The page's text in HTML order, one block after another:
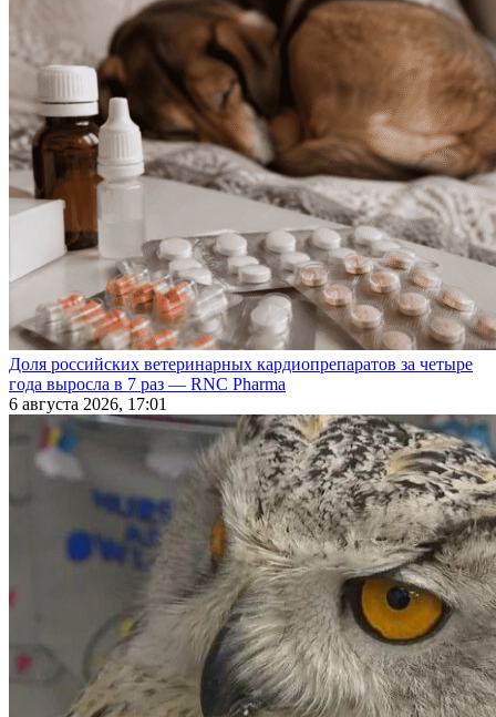
Доля российских ветеринарных кардиопрепаратов за четыре
года выросла в 7 раз — RNC Pharma
6 августа 2026, 17:01